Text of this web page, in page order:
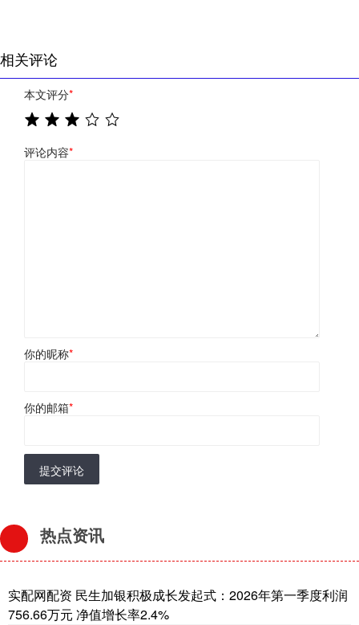
相关评论
本文评分*
评论内容*
你的昵称*
你的邮箱*
提交评论
热点资讯
实配网配资 民生加银积极成长发起式：2026年第一季度利润
756.66万元 净值增长率2.4%